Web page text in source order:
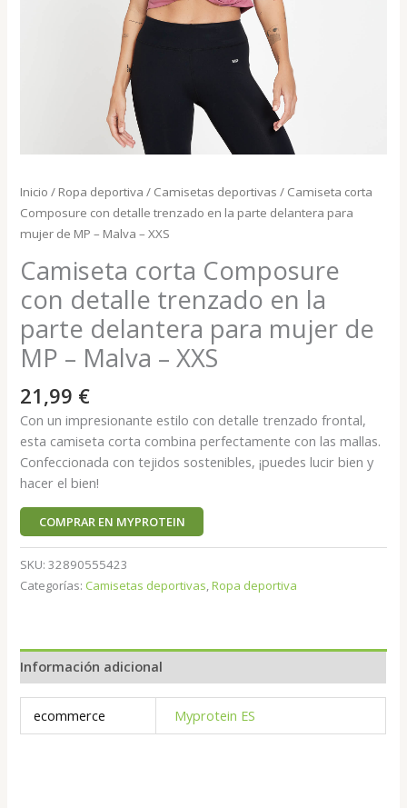
Inicio / Ropa deportiva / Camisetas deportivas / Camiseta corta
Composure con detalle trenzado en la parte delantera para
mujer de MP – Malva – XXS
Camiseta corta Composure
con detalle trenzado en la
parte delantera para mujer de
MP – Malva – XXS
21,99 €
Con un impresionante estilo con detalle trenzado frontal,
esta camiseta corta combina perfectamente con las mallas.
Confeccionada con tejidos sostenibles, ¡puedes lucir bien y
hacer el bien!
COMPRAR EN MYPROTEIN
SKU:32890555423
Categorías: Camisetas deportivas,Ropa deportiva
Información adicional
ecommerce Myprotein ES